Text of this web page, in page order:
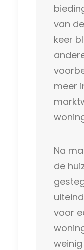
van
keer
meer
Na
de
voor